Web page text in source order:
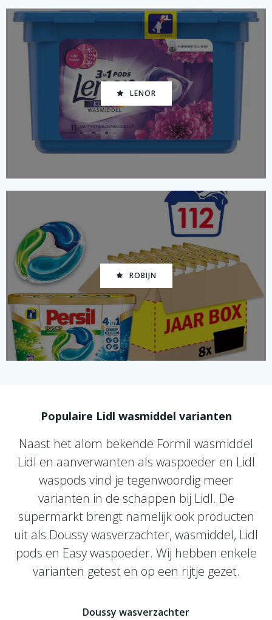
LENOR
ROBIJN
Populaire Lidl wasmiddel varianten
Naast het alom bekende Formil wasmiddel
Lidl en aanverwanten als waspoeder en Lidl
waspods vind je tegenwoordig meer
varianten in de schappen bij Lidl. De
supermarkt brengt namelijk ook producten
uit als Doussy wasverzachter, wasmiddel, Lidl
pods en Easy waspoeder. Wij hebben enkele
varianten getest en op een rijtje gezet.
Doussy wasverzachter